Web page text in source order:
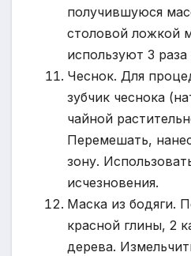
получившуюся
столовой ложкой
используют 3 раза
Чеснок. Для
зубчик чеснока
чайной
Перемешать,
зону.
исчезновения.
Маска из бодяги.
красной глины, 2
дерева.